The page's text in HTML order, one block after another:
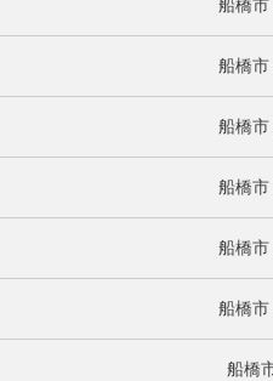
船橋
船橋市
船橋市
船橋市
船橋
船橋
船橋